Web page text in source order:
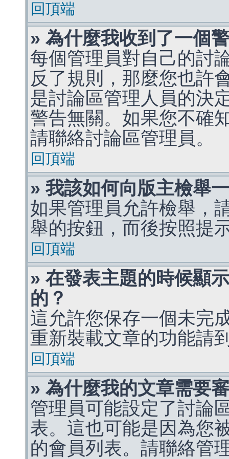
回頂端
» 為什麼我收到了一個
每個管理員對自己的討
反了規則，那麼您也許
是討論區管理人員的決
警告無關。如果您不確
請聯絡討論區管理員。
回頂端
» 我該如何向版主檢舉
如果管理員允許檢舉，
舉的按鈕，而後按照提
回頂端
» 在發表主題的時候顯
的？
這允許您保存一個未完
重新裝載文章的功能請
回頂端
» 為什麼我的文章需要
管理員可能設定了討論
表。這也可能是因為您
的會員列表。請聯絡管